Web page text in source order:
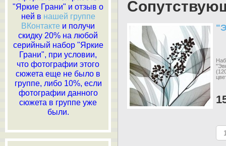
"Яркие Грани" и отзыв о
ней в нашей группе
ВКонтакте и получи
скидку 20% на любой
серийный набор "Яркие
Грани", при условии,
что фотографии этого
сюжета еще не было в
группе, либо 10%, если
фотографии данного
сюжета в группе уже
были.